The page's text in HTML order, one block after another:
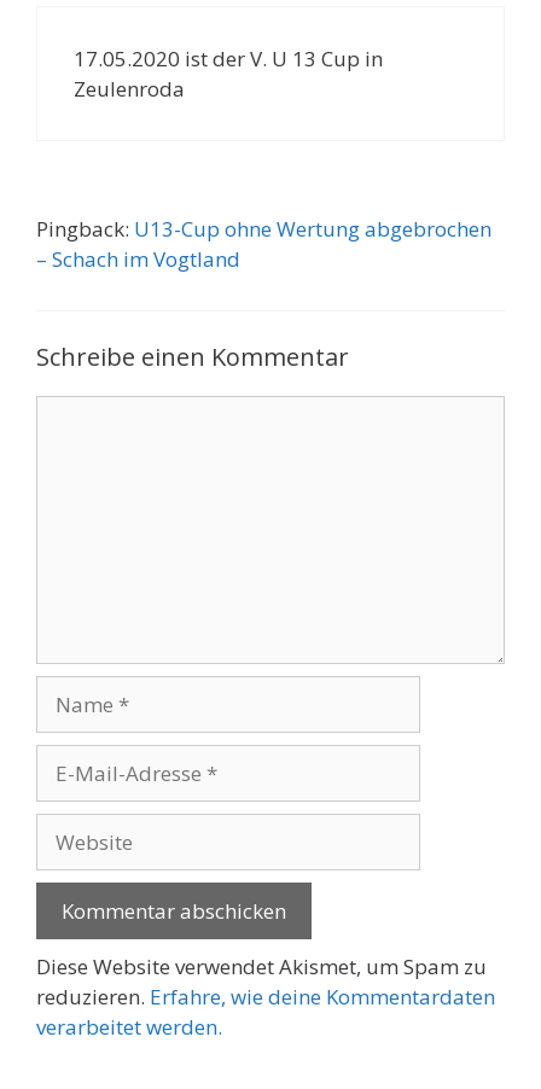
17.05.2020 ist der V. U 13 Cup in
Zeulenroda
Pingback: U13-Cup ohne Wertung abgebrochen
– Schach im Vogtland
Schreibe einen Kommentar
Mail-
Adresse
Diese Website verwendet Akismet, um Spam zu
reduzieren. Erfahre, wie deine Kommentardaten
verarbeitet werden.